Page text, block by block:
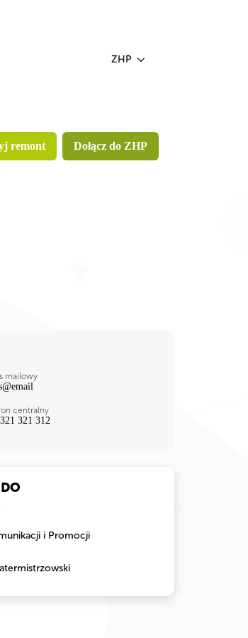
ZHP
remont Dołącz do ZHP
mailowy
centralny
321 312
i Promocji